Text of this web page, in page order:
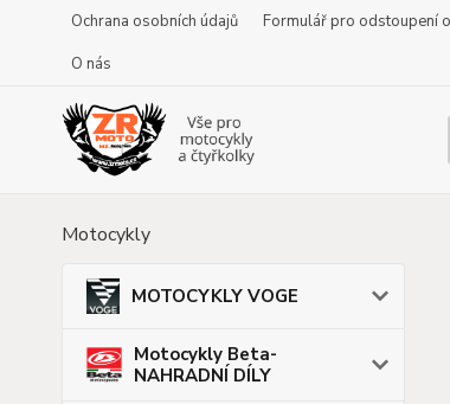
Ochrana osobních údajů Formulář pro odstoupení
O nás
Motocykly
MOTOCYKLY VOGE
Motocykly Beta-
NAHRADNÍ DÍLY